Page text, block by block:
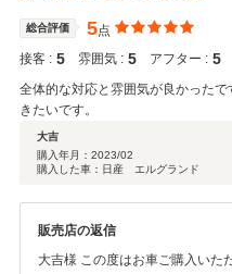
総合評価 5点
接客 : 5 雰囲気 : 5 アフター : 5
全体的な対応と雰囲気が良かった
きたいです。
大吉
購入年月： 2023/02
購入した車：日産 エルグランド
販売店の返信
大吉様 この度はお車ご購入いた